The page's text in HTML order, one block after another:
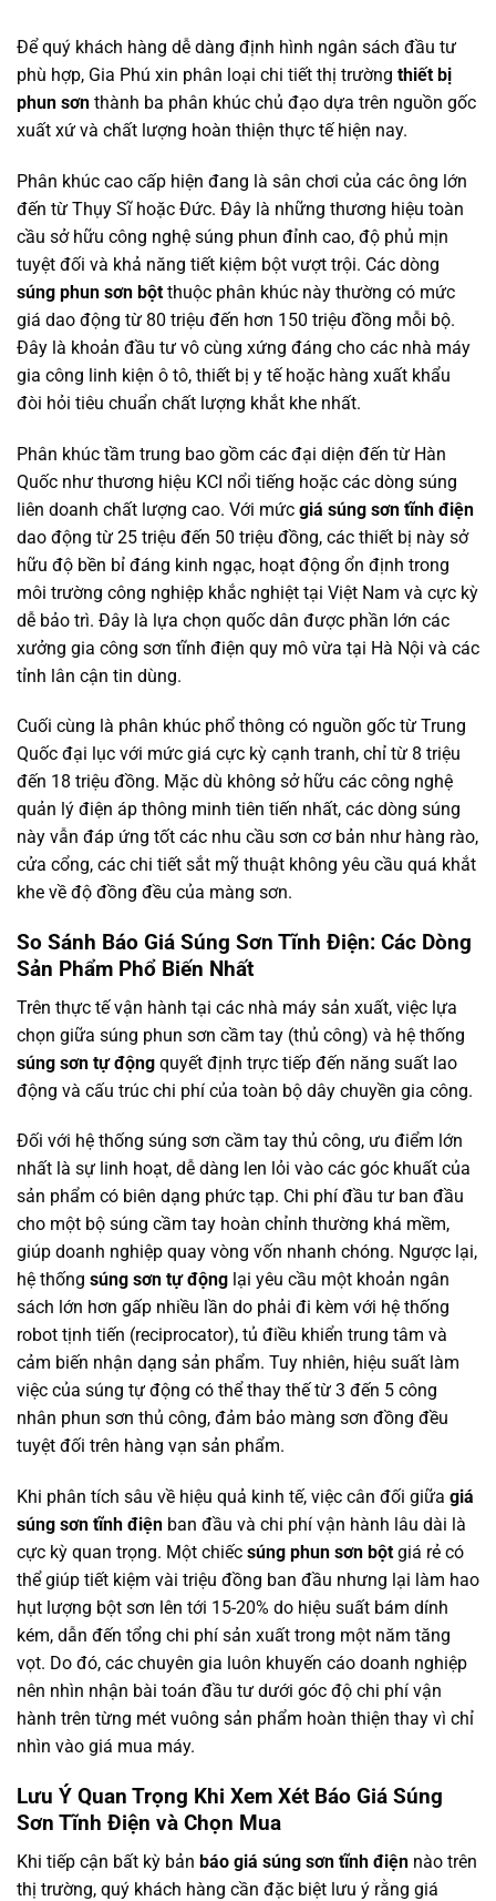
Để quý khách hàng dễ dàng định hình ngân sách đầu tư
phù hợp, Gia Phú xin phân loại chi tiết thị trường thiết bị
phun sơn thành ba phân khúc chủ đạo dựa trên nguồn gốc
xuất xứ và chất lượng hoàn thiện thực tế hiện nay.
Phân khúc cao cấp hiện đang là sân chơi của các ông lớn
đến từ Thụy Sĩ hoặc Đức. Đây là những thương hiệu toàn
cầu sở hữu công nghệ súng phun đỉnh cao, độ phủ mịn
tuyệt đối và khả năng tiết kiệm bột vượt trội. Các dòng
súng phun sơn bột thuộc phân khúc này thường có mức
giá dao động từ 80 triệu đến hơn 150 triệu đồng mỗi bộ.
Đây là khoản đầu tư vô cùng xứng đáng cho các nhà máy
gia công linh kiện ô tô, thiết bị y tế hoặc hàng xuất khẩu
đòi hỏi tiêu chuẩn chất lượng khắt khe nhất.
Phân khúc tầm trung bao gồm các đại diện đến từ Hàn
Quốc như thương hiệu KCI nổi tiếng hoặc các dòng súng
liên doanh chất lượng cao. Với mức giá súng sơn tĩnh điện
dao động từ 25 triệu đến 50 triệu đồng, các thiết bị này sở
hữu độ bền bỉ đáng kinh ngạc, hoạt động ổn định trong
môi trường công nghiệp khắc nghiệt tại Việt Nam và cực kỳ
dễ bảo trì. Đây là lựa chọn quốc dân được phần lớn các
xưởng gia công sơn tĩnh điện quy mô vừa tại Hà Nội và các
tỉnh lân cận tin dùng.
Cuối cùng là phân khúc phổ thông có nguồn gốc từ Trung
Quốc đại lục với mức giá cực kỳ cạnh tranh, chỉ từ 8 triệu
đến 18 triệu đồng. Mặc dù không sở hữu các công nghệ
quản lý điện áp thông minh tiên tiến nhất, các dòng súng
này vẫn đáp ứng tốt các nhu cầu sơn cơ bản như hàng rào,
cửa cổng, các chi tiết sắt mỹ thuật không yêu cầu quá khắt
khe về độ đồng đều của màng sơn.
So Sánh Báo Giá Súng Sơn Tĩnh Điện: Các Dòng
Sản Phẩm Phổ Biến Nhất
Trên thực tế vận hành tại các nhà máy sản xuất, việc lựa
chọn giữa súng phun sơn cầm tay (thủ công) và hệ thống
súng sơn tự động quyết định trực tiếp đến năng suất lao
động và cấu trúc chi phí của toàn bộ dây chuyền gia công.
Đối với hệ thống súng sơn cầm tay thủ công, ưu điểm lớn
nhất là sự linh hoạt, dễ dàng len lỏi vào các góc khuất của
sản phẩm có biên dạng phức tạp. Chi phí đầu tư ban đầu
cho một bộ súng cầm tay hoàn chỉnh thường khá mềm,
giúp doanh nghiệp quay vòng vốn nhanh chóng. Ngược lại,
hệ thống súng sơn tự động lại yêu cầu một khoản ngân
sách lớn hơn gấp nhiều lần do phải đi kèm với hệ thống
robot tịnh tiến (reciprocator), tủ điều khiển trung tâm và
cảm biến nhận dạng sản phẩm. Tuy nhiên, hiệu suất làm
việc của súng tự động có thể thay thế từ 3 đến 5 công
nhân phun sơn thủ công, đảm bảo màng sơn đồng đều
tuyệt đối trên hàng vạn sản phẩm.
Khi phân tích sâu về hiệu quả kinh tế, việc cân đối giữa giá
súng sơn tĩnh điện ban đầu và chi phí vận hành lâu dài là
cực kỳ quan trọng. Một chiếc súng phun sơn bột giá rẻ có
thể giúp tiết kiệm vài triệu đồng ban đầu nhưng lại làm hao
hụt lượng bột sơn lên tới 15-20% do hiệu suất bám dính
kém, dẫn đến tổng chi phí sản xuất trong một năm tăng
vọt. Do đó, các chuyên gia luôn khuyến cáo doanh nghiệp
nên nhìn nhận bài toán đầu tư dưới góc độ chi phí vận
hành trên từng mét vuông sản phẩm hoàn thiện thay vì chỉ
nhìn vào giá mua máy.
Lưu Ý Quan Trọng Khi Xem Xét Báo Giá Súng
Sơn Tĩnh Điện và Chọn Mua
Khi tiếp cận bất kỳ bản báo giá súng sơn tĩnh điện nào trên
thị trường, quý khách hàng cần đặc biệt lưu ý rằng giá